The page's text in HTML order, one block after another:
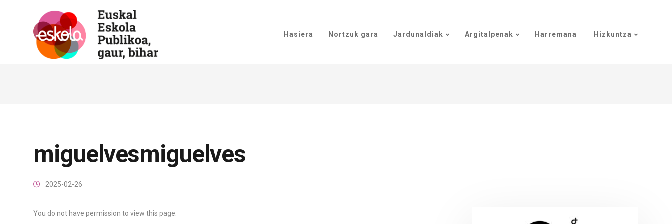
Hasiera Nortzuk gara Jardunaldiak Argitalpenak Harremana Hizkuntza
miguelvesmiguelves
2025-02-26
You do not have permission to view this page.